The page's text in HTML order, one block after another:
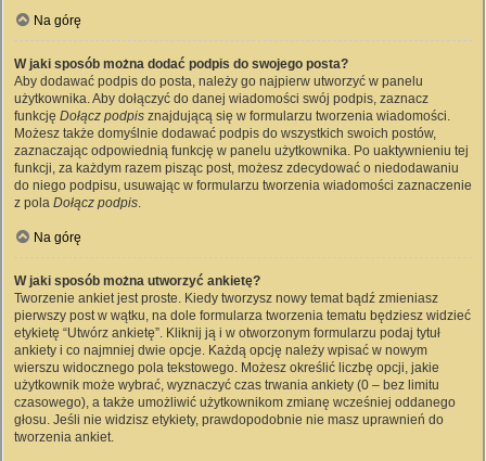
Na górę
W jaki sposób można dodać podpis do swojego posta?
Aby dodawać podpis do posta, należy go najpierw utworzyć w panelu
użytkownika. Aby dołączyć do danej wiadomości swój podpis, zaznacz
funkcję Dołącz podpis znajdującą się w formularzu tworzenia wiadomości.
Możesz także domyślnie dodawać podpis do wszystkich swoich postów,
zaznaczając odpowiednią funkcję w panelu użytkownika. Po uaktywnieniu tej
funkcji, za każdym razem pisząc post, możesz zdecydować o niedodawaniu
do niego podpisu, usuwając w formularzu tworzenia wiadomości zaznaczenie
z pola Dołącz podpis.
Na górę
W jaki sposób można utworzyć ankietę?
Tworzenie ankiet jest proste. Kiedy tworzysz nowy temat bądź zmieniasz
pierwszy post w wątku, na dole formularza tworzenia tematu będziesz widzieć
etykietę “Utwórz ankietę”. Kliknij ją i w otworzonym formularzu podaj tytuł
ankiety i co najmniej dwie opcje. Każdą opcję należy wpisać w nowym
wierszu widocznego pola tekstowego. Możesz określić liczbę opcji, jakie
użytkownik może wybrać, wyznaczyć czas trwania ankiety (0 – bez limitu
czasowego), a także umożliwić użytkownikom zmianę wcześniej oddanego
głosu. Jeśli nie widzisz etykiety, prawdopodobnie nie masz uprawnień do
tworzenia ankiet.